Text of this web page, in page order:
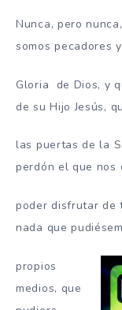
Nunca, pero
somos pecadores
Gloria de Dios, y
de su Hijo Jesús,
las puertas de la
perdón el que nos
poder disfrutar de
nada que
propios
medios, que